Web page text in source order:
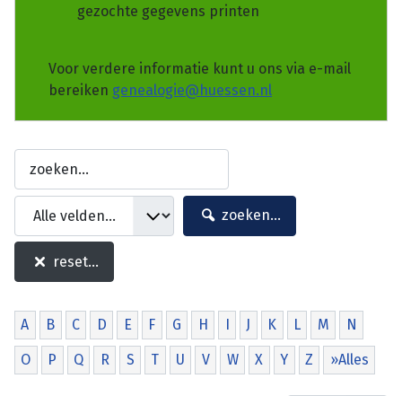
gezochte gegevens printen
Voor verdere informatie kunt u ons via e-mail
bereiken genealogie@huessen.nl
zoeken...
reset...
A B C D E F G H I J K L M N
O P Q R S T U V W X Y Z »Alles